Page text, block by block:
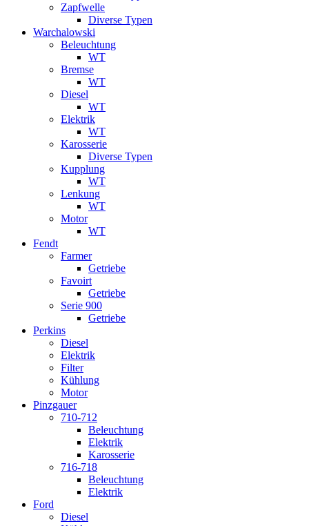
Zapfwelle
Diverse Typen
Warchalowski
Beleuchtung
WT
Bremse
WT
Diesel
WT
Elektrik
WT
Karosserie
Diverse Typen
Kupplung
WT
Lenkung
WT
Motor
WT
Fendt
Farmer
Getriebe
Favoirt
Getriebe
Serie 900
Getriebe
Perkins
Diesel
Elektrik
Filter
Kühlung
Motor
Pinzgauer
710-712
Beleuchtung
Elektrik
Karosserie
716-718
Beleuchtung
Elektrik
Ford
Diesel